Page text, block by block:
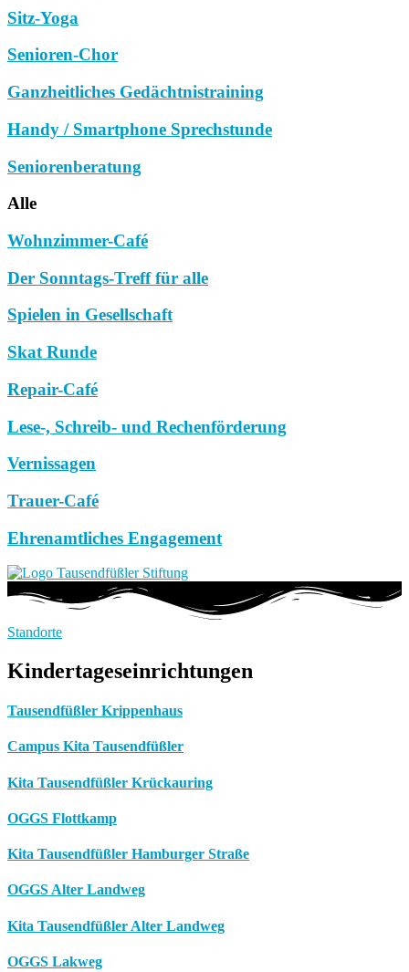
Sitz-Yoga
Senioren-Chor
Ganzheitliches Gedächtnistraining
Handy / Smartphone Sprechstunde
Seniorenberatung
Alle
Wohnzimmer-Café
Der Sonntags-Treff für alle
Spielen in Gesellschaft
Skat Runde
Repair-Café
Lese-, Schreib- und Rechenförderung
Vernissagen
Trauer-Café
Ehrenamtliches Engagement
Standorte
Kindertageseinrichtungen
Tausendfüßler Krippenhaus
Campus Kita Tausendfüßler
Kita Tausendfüßler Krückauring
OGGS Flottkamp
Kita Tausendfüßler Hamburger Straße
OGGS Alter Landweg
Kita Tausendfüßler Alter Landweg
OGGS Lakweg